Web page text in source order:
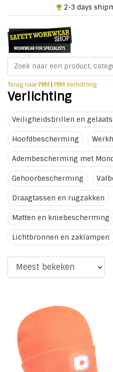
+32
Terug naar PBM | PBM Verlichting
Verlichting
Veiligheidsbrillen en
Hoofdbescherming
Adembescherming met
Gehoorbescherming
Draagtassen en rugzakken
Matten en kniebescherming
Lichtbronnen en zaklampen